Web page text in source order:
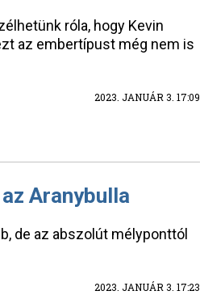
róla, hogy Kevin
az embertípust még nem is
2023. JANUÁR 3. 17:09
Aranybulla
de az abszolút mélyponttól
2023. JANUÁR 3. 17:23